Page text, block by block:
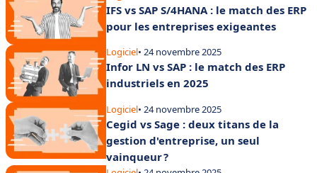
IFS vs SAP S/4HANA : le match des ERP
pour les entreprises exigeantes
Logiciel• 24 novembre 2025
Infor LN vs SAP : le match des ERP
industriels en 2025
Logiciel• 24 novembre 2025
Cegid vs Sage : deux titans de la
gestion d'entreprise, un seul
vainqueur ?